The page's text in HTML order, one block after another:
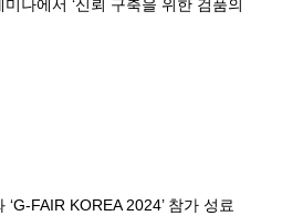
나에서 ‘신뢰 구축을 위한 검품의
‘G-FAIR KOREA 2024’ 참가 성료